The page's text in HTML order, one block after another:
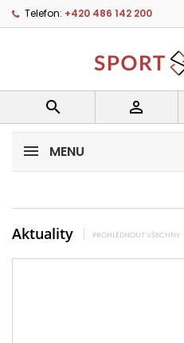
Telefon: +420 486 142 200
 
MENU
Aktuality PROHLÉDNOUT VŠECHNY